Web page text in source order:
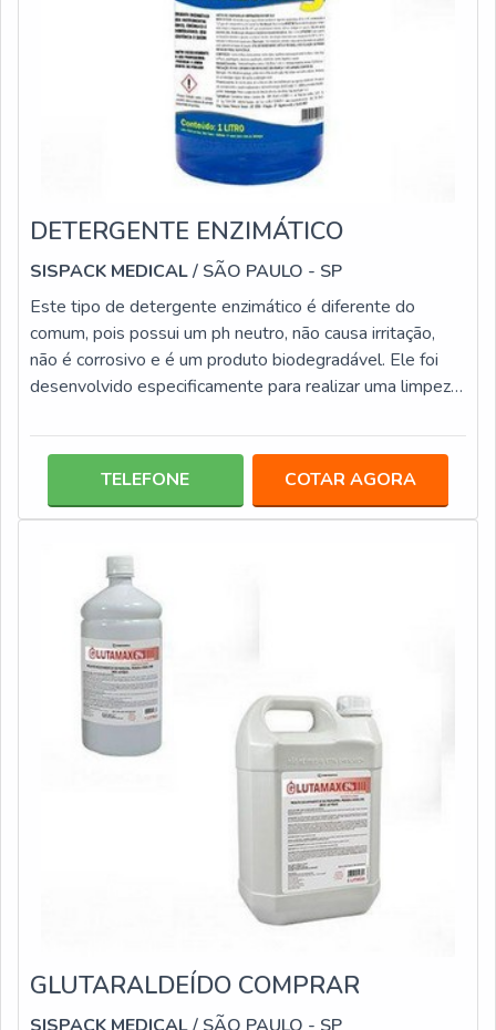
DETERGENTE ENZIMÁTICO
SISPACK MEDICAL/ SÃO PAULO - SP
Este tipo de detergente enzimático é diferente do
comum, pois possui um ph neutro, não causa irritação,
não é corrosivo e é um produto biodegradável. Ele foi
desenvolvido especificamente para realizar uma limpeza
odontológicos e em ambiente hospitalar, tem a
pus, entre outros. Geralmente o uso é feito por meio de
uma solução onde são imersos os instrumentos por um
TELEFONE COTAR AGORA
GLUTARALDEÍDO COMPRAR